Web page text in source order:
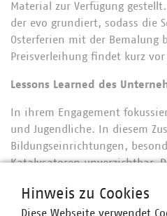
Material zur Verfügung
der evo grundiert, sodass die
Osterferien mit der Bemalung
Preisverleihung findet kurz
Lessons Learned des
In ihrem Engagement
und Jugendliche. In diesem
Bildungseinrichtungen,
Katalysatoren unverzichtbar.
überhaupt erst ermöglichen.
Hinweis zu Cookies
Diese Webseite verwendet